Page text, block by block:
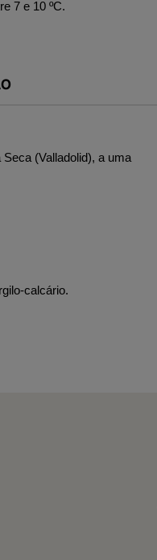
7 e 10 ºC.
(Valladolid), a uma
calcário.